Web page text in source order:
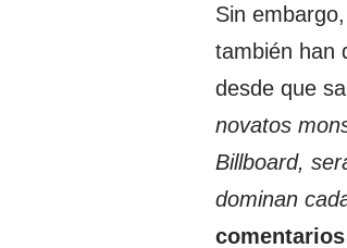
Sin
también han
desde que
novatos
Billboard,
dominan
comentarios